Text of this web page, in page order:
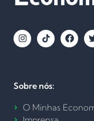
Sobre nós:
O Minhas